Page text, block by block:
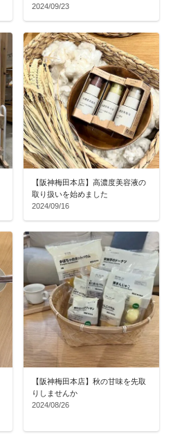
2024/09/23
【阪神梅田本店】高濃度美容液の
取り扱いを始めました
2024/09/16
【阪神梅田本店】秋の甘味を先取
りしませんか
2024/08/26